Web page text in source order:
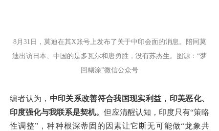
8月31日，莫迪在其X账号上发布了关于中印会面的消息。陪同莫
迪出访日本、中国的是多瓦尔和唐勇胜，没有苏杰生。图源：“梦
回糊涂”微信公众号
编者认为， 中印关系改善符合我国现实利益，印美恶化、
印度强化与我联系是契机。但应清醒认知，印度只有“策略
性调整”，种种根深蒂固的因素让它断无可能做“龙象共